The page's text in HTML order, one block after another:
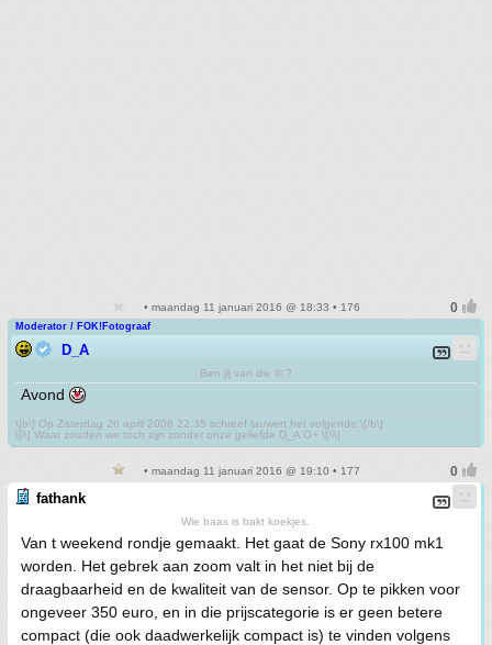
• maandag 11 januari 2016 @ 18:33 • 176
Moderator / FOK!Fotograaf
D_A
Ben jij van die © ?
Avond
\[b\] Op Zaterdag 26 april 2008 22:35 schreef lauwert het volgende:\[/b\]
\[i\] Waar zouden we toch zijn zonder onze geliefde D_A O+ \[/i\]
• maandag 11 januari 2016 @ 19:10 • 177
fathank
Wie baas is bakt koekjes.
Van t weekend rondje gemaakt. Het gaat de Sony rx100 mk1
worden. Het gebrek aan zoom valt in het niet bij de
draagbaarheid en de kwaliteit van de sensor. Op te pikken voor
ongeveer 350 euro, en in die prijscategorie is er geen betere
compact (die ook daadwerkelijk compact is) te vinden volgens